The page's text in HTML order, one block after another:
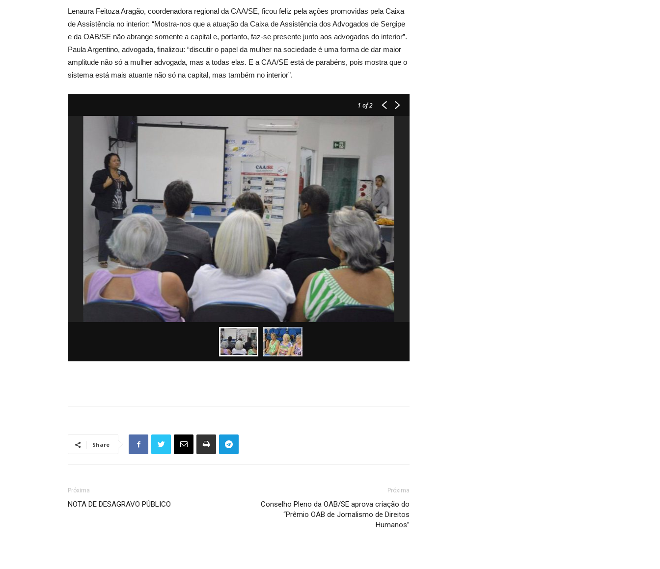
Lenaura Feitoza Aragão, coordenadora regional da CAA/SE, ficou feliz pela ações promovidas pela Caixa
de Assistência no interior: “Mostra-nos que a atuação da Caixa de Assistência dos Advogados de Sergipe
e da OAB/SE não abrange somente a capital e, portanto, faz-se presente junto aos advogados do interior”.
Paula Argentino, advogada, finalizou: “discutir o papel da mulher na sociedade é uma forma de dar maior
amplitude não só a mulher advogada, mas a todas elas. E a CAA/SE está de parabéns, pois mostra que o
sistema está mais atuante não só na capital, mas também no interior”.
1 of 2
Share
Próxima
NOTA DE DESAGRAVO PÚBLICO
Próxima
Conselho Pleno da OAB/SE aprova criação do
“Prêmio OAB de Jornalismo de Direitos
Humanos”